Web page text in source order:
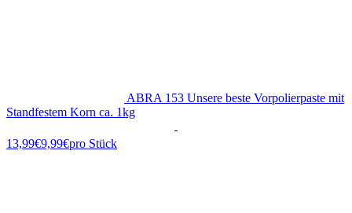
ABRA 153 Unsere beste Vorpolierpaste mit
Standfestem Korn ca. 1kg
9,99€pro Stück